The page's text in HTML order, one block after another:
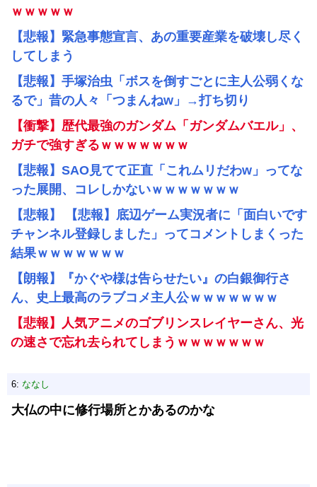
ｗｗｗｗｗ
【悲報】緊急事態宣言、あの重要産業を破壊し尽く
してしまう
【悲報】手塚治虫「ボスを倒すごとに主人公弱くな
るで」昔の人々「つまんねw」→打ち切り
【衝撃】歴代最強のガンダム「ガンダムバエル」、
ガチで強すぎるｗｗｗｗｗｗｗ
【悲報】SAO見てて正直「これムリだわw」ってな
った展開、コレしかないｗｗｗｗｗｗｗ
【悲報】 【悲報】底辺ゲーム実況者に「面白いです
チャンネル登録しました」ってコメントしまくった
結果ｗｗｗｗｗｗｗ
【朗報】『かぐや様は告らせたい』の白銀御行さ
ん、史上最高のラブコメ主人公ｗｗｗｗｗｗｗ
【悲報】人気アニメのゴブリンスレイヤーさん、光
の速さで忘れ去られてしまうｗｗｗｗｗｗｗ
6: ななし
大仏の中に修行場所とかあるのかな